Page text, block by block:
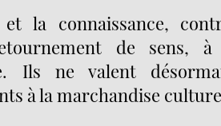
la connaissance,
de sens, à
Ils ne valent
à la marchandise